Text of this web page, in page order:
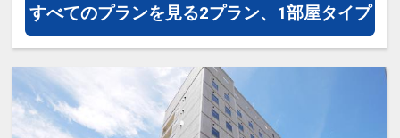
すべてのプランを見る2プラン、1部屋タイプ